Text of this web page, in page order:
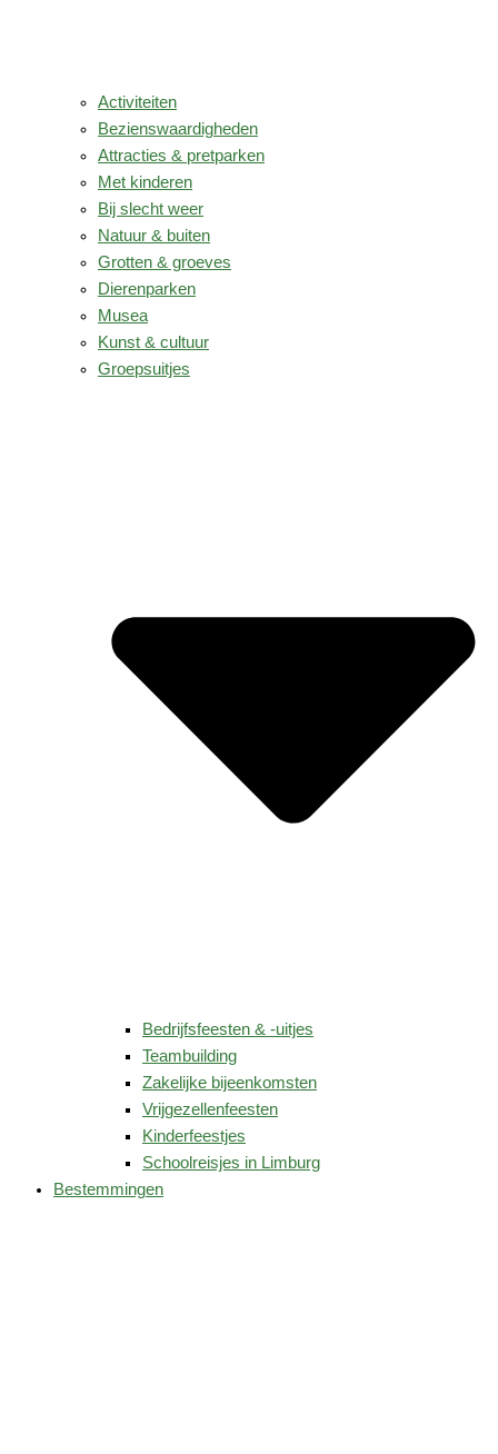
Activiteiten
Bezienswaardigheden
Attracties & pretparken
Met kinderen
Bij slecht weer
Natuur & buiten
Grotten & groeves
Dierenparken
Musea
Kunst & cultuur
Groepsuitjes
Bedrijfsfeesten & -uitjes
Teambuilding
Zakelijke bijeenkomsten
Vrijgezellenfeesten
Kinderfeestjes
Schoolreisjes in Limburg
Bestemmingen